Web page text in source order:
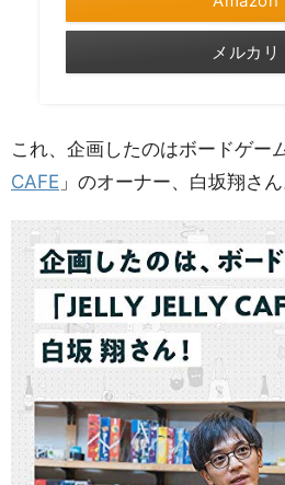
メルカリ
これ、企画したのはボードゲー
CAFE 」のオーナー、白坂翔さん